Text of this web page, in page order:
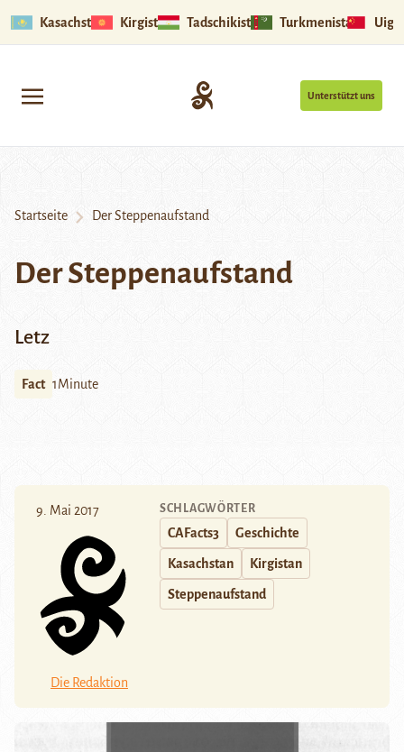
Kasachstan Kirgistan Tadschikistan Turkmenistan
Unterstützt uns
Startseite Der Steppenaufstand
Der Steppenaufstand
Letz
Fact 1Minute
9. Mai 2017
Die Redaktion
SCHLAGWÖRTER
CAFacts3 Geschichte
Kasachstan Kirgistan
Steppenaufstand